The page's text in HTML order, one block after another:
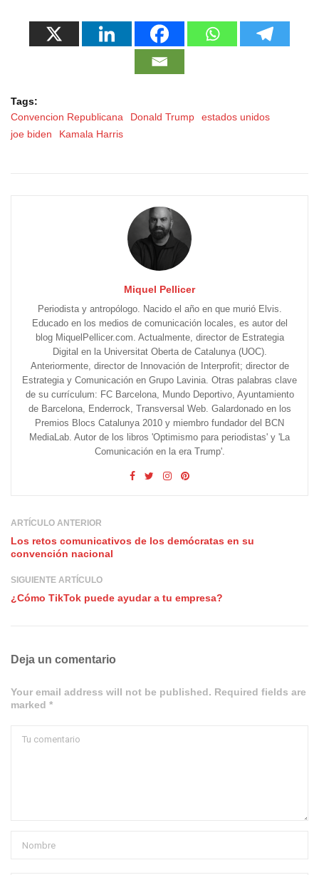
Tags:
Convencion Republicana
Donald Trump
estados unidos
joe biden
Kamala Harris
Miquel Pellicer
Periodista y antropólogo. Nacido el año en que murió Elvis.
Educado en los medios de comunicación locales, es autor del
blog MiquelPellicer.com. Actualmente, director de Estrategia
Digital en la Universitat Oberta de Catalunya (UOC).
Anteriormente, director de Innovación de Interprofit; director de
Estrategia y Comunicación en Grupo Lavinia. Otras palabras clave
de su currículum: FC Barcelona, Mundo Deportivo, Ayuntamiento
de Barcelona, Enderrock, Transversal Web. Galardonado en los
Premios Blocs Catalunya 2010 y miembro fundador del BCN
MediaLab. Autor de los libros 'Optimismo para periodistas' y 'La
Comunicación en la era Trump'.
ARTÍCULO ANTERIOR
Los retos comunicativos de los demócratas en su
convención nacional
SIGUIENTE ARTÍCULO
¿Cómo TikTok puede ayudar a tu empresa?
Deja un comentario
Your email address will not be published. Required fields are
marked *